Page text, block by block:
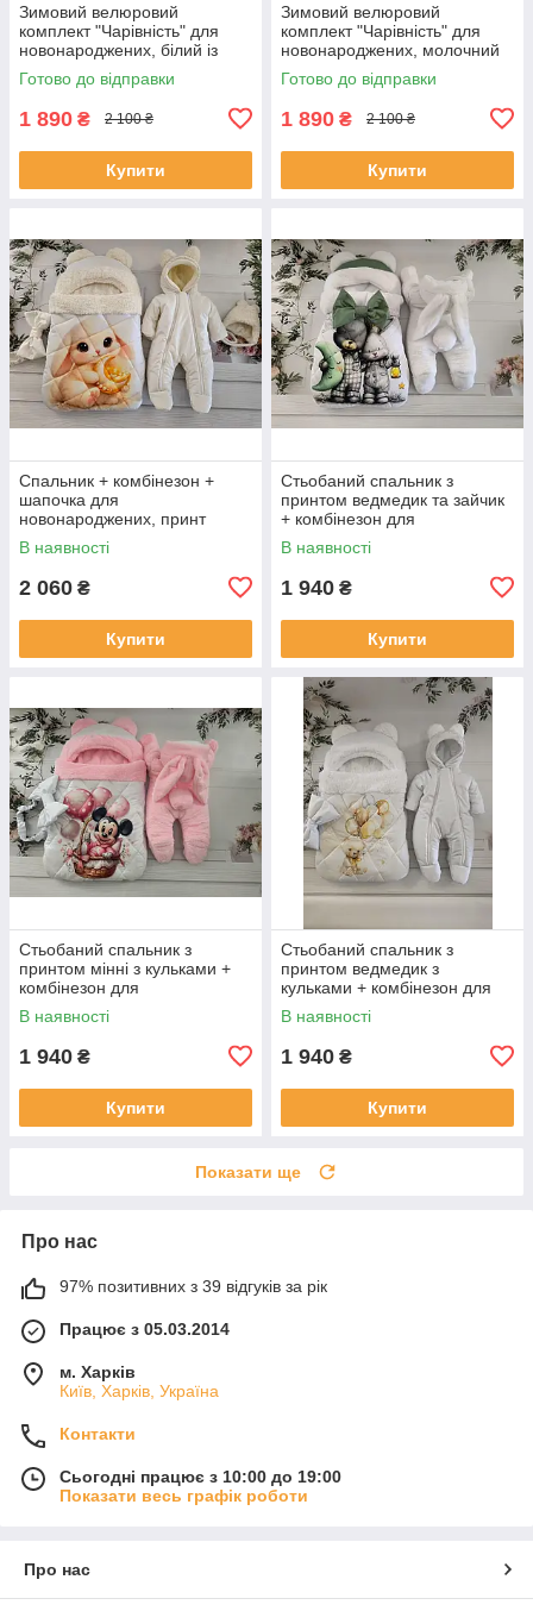
Зимовий велюровий
комплект "Чарівність" для
новонароджених, білий із
синім
Готово до відправки
1 890 ₴ 2 100 ₴
Купити
Зимовий велюровий
комплект "Чарівність" для
новонароджених, молочний
Готово до відправки
1 890 ₴ 2 100 ₴
Купити
Спальник + комбінезон +
шапочка для
новонароджених, принт
зайченя, молочний
В наявності
2 060 ₴
Купити
Стьобаний спальник з
принтом ведмедик та зайчик
+ комбінезон для
новонароджених, білий із
зеленим
В наявності
1 940 ₴
Купити
Стьобаний спальник з
принтом мінні з кульками +
комбінезон для
новонароджених, рожевий
В наявності
1 940 ₴
Купити
Стьобаний спальник з
принтом ведмедик з
кульками + комбінезон для
новонароджених, білий
В наявності
1 940 ₴
Купити
Показати ще
Про нас
97% позитивних з 39 відгуків за рік
Працює з 05.03.2014
м. Харків
Київ, Харків, Україна
Контакти
Сьогодні працює з 10:00 до 19:00
Показати весь графік роботи
Про нас